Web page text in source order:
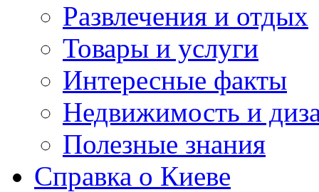
Развлечения и отдых
Товары и услуги
Интересные факты
Недвижимость и
Полезные знания
Справка о Киеве